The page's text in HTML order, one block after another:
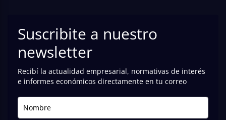
Suscribite a nuestro
newsletter
Recibí la actualidad empresarial, normativas de interés
e informes económicos directamente en tu correo